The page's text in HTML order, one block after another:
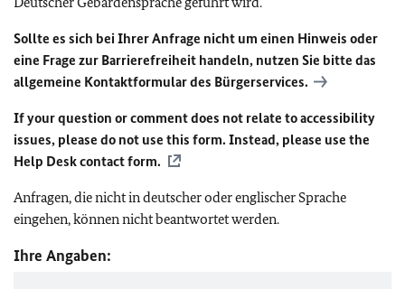
Sollte es sich bei Ihrer Anfrage nicht um einen Hinweis oder
eine Frage zur Barrierefreiheit handeln, nutzen Sie bitte das
allgemeine Kontaktformular des Bürgerservices.
If your question or comment does not relate to accessibility
issues, please do not use this form. Instead, please use the
Help Desk contact form.
Anfragen, die nicht in deutscher oder englischer Sprache
eingehen, können nicht beantwortet werden.
Ihre Angaben: